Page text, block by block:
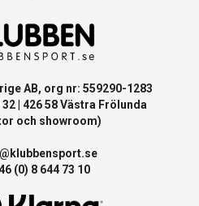
AB, org nr: 559290-1283
| 426 58 Västra Frölunda
och showroom)
(0) 8 644 73 10